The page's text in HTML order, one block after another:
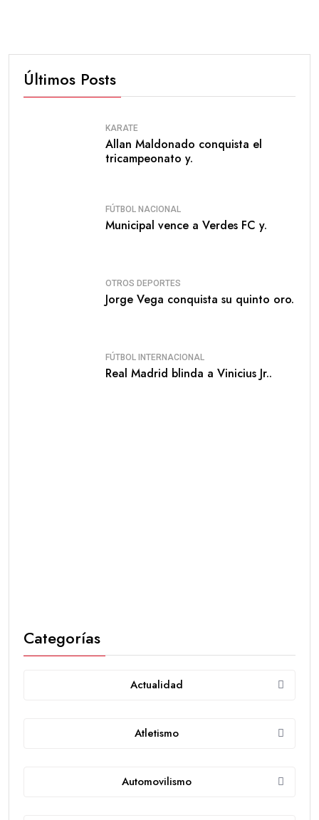
Últimos Posts
KARATE
Allan Maldonado conquista el
tricampeonato y.
FÚTBOL NACIONAL
Municipal vence a Verdes FC y.
OTROS DEPORTES
Jorge Vega conquista su quinto oro.
FÚTBOL INTERNACIONAL
Real Madrid blinda a Vinicius Jr..
Categorías
Actualidad
Atletismo
Automovilismo